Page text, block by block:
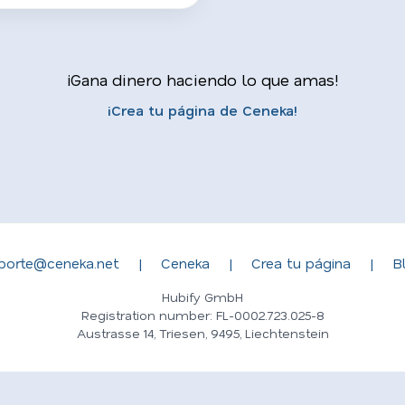
¡Gana dinero haciendo lo que amas!
¡Crea tu página de Ceneka!
| Ceneka | Crea tu página |
Hubify GmbH
Registration number: FL-0002.723.025-8
Austrasse 14, Triesen, 9495, Liechtenstein